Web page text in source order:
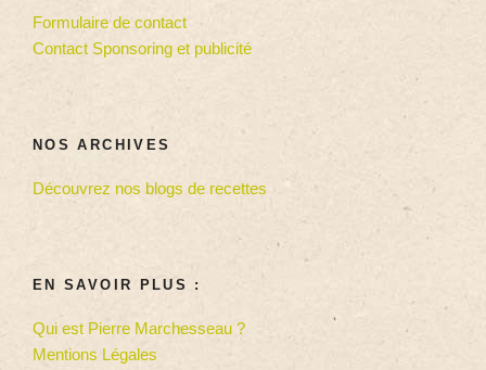
Formulaire de contact
Contact Sponsoring et publicité
NOS ARCHIVES
Découvrez nos blogs de recettes
EN SAVOIR PLUS :
Qui est Pierre Marchesseau ?
Mentions Légales